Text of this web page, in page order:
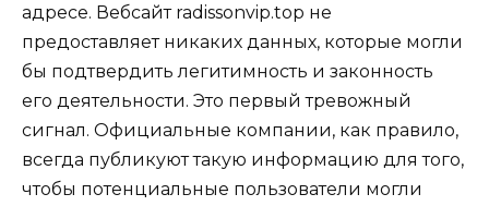
адресе. Вебсайт radissonvip.top не
предоставляет никаких данных, которые могли
бы подтвердить легитимность и законность
его деятельности. Это первый тревожный
сигнал. Официальные компании, как правило,
всегда публикуют такую информацию для того,
чтобы потенциальные пользователи могли